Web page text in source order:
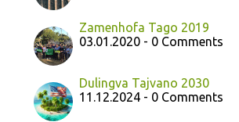
Zamenhofa Tago 2019
03.01.2020 - 0 Comments
Dulingva Tajvano 2030
11.12.2024 - 0 Comments